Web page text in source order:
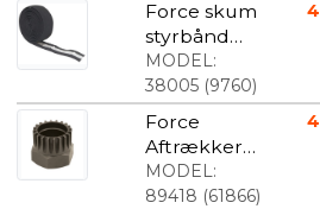
Force skum
styrbånd
sort
MODEL:
38005(9760)
Force
Aftrækker
for Shimano
og ISIS
MODEL:
89418 (61866)